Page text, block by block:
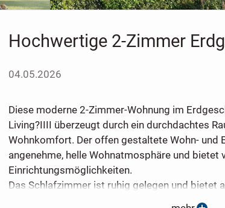
Hochwertige 2-Zimmer
04.05.2026
Diese moderne 2-Zimmer-Wohnung im
Living?IIII überzeugt durch ein durchdachtes
Wohnkomfort. Der offen gestaltete Wohn- und
angenehme, helle Wohnatmosphäre und bietet
Einrichtungsmöglichkeiten.
Das Schlafzimmer ist ruhig gelegen und bietet
komfortables Wohnen. Die klare